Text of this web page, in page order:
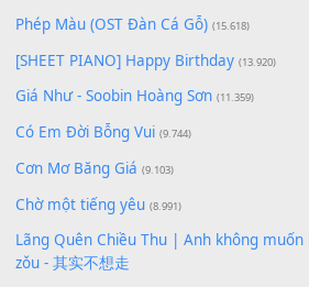
Để lại một bình luận
Bạn phảiđăng nhậpđể gửi bình luận.
Xem nhiều nhất
Buông bỏ sự phụ thuộc nơi anh (Pinyin)
Phép Màu (OST Đàn Cá Gỗ)
[SHEET PIANO] Happy Birthday (13.920)